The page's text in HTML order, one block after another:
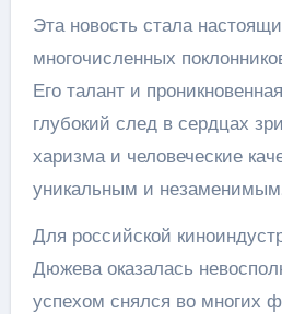
Эта новость стала
многочисленных
Его талант и
глубокий след в сердцах
харизма и человеческие
уникальным и
Для российской
Дюжева оказалась
успехом снялся во многих